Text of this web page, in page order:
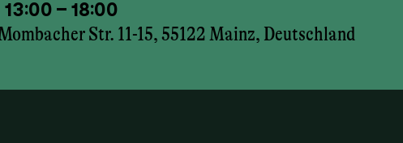
– 18:00
Str. 11-15, 55122 Mainz, Deutschland